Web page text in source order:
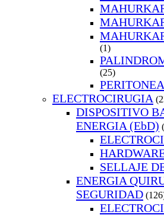
(1)
(25)
PERITONEA
ELECTROCIRUGIA
DISPOSITIVO
ENERGIA (EbD)
SELLAJE
ENERGIA
SEGURIDAD